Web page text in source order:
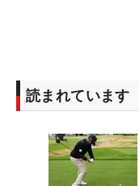
読まれています